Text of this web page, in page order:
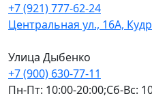
+7 (921) 777-62-24
Центральная ул., 16А,
Улица Дыбенко
+7 (900) 630-77-11
Пн-Пт: 10:00-20:00;Сб-Вс: